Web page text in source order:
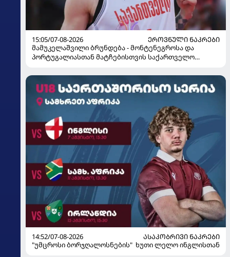
15:05/07-08-2026
ᲔᲠᲝᲕᲜᲣᲚᲘ ᲜᲐᲙᲠᲔᲑᲘ
მამუკელაშვილი ბრუნდება - მონტენეგროსა და
პორტუგალიასთან მატჩებისთვის საქართველო
14:52/07-08-2026
ᲐᲡᲐᲙᲝᲑᲠᲘᲕᲘ ᲜᲐᲙᲠᲔᲑᲘ
"უმცროსი ბორჯღალოსნების" ხუთი ლელო ინგლისთან